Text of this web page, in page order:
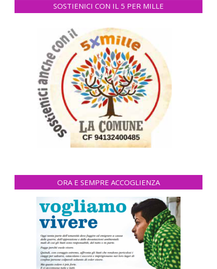
SOSTIENICI CON IL 5 PER MILLE
ORA E SEMPRE ACCOGLIENZA